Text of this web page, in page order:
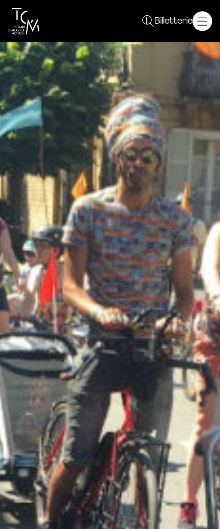
Billetterie
Spectacles
Plein sens !
Autres événements
Le TCM
Projet
Équipe
Résidences
Partenaires
Vous êtes
Curieux
Enseignant
Un groupe
Professionnel
En pratique
Réserver
Tarifs et abonnements
Accessibilité
Foire aux questions